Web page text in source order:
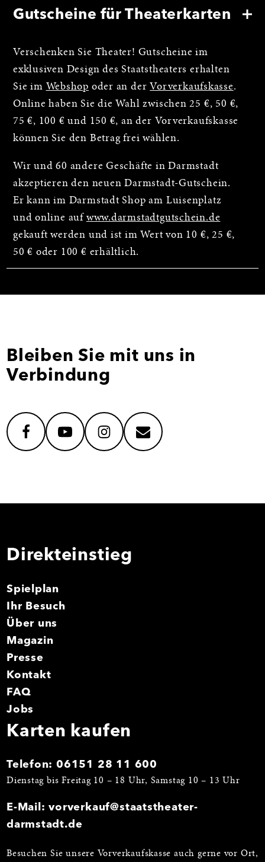
Gutscheine für Theaterkarten
Verschenken Sie Theater! Gutscheine im
exklusiven Design des Staatstheaters erhalten
Sie im Webshop oder an der Vorverkaufskasse.
Online haben Sie die Wahl zwischen 25 €, 50 €,
75 €, 100 € und 150 €, an der Vorverkaufskasse
können Sie den Betrag frei wählen.
Wir und 60 andere Geschäfte in Darmstadt
akzeptieren den neuen Darmstadt-Gutschein.
Er kann im Darmstadt Shop am Luisenplatz
und online auf www.darmstadtgutschein.de
gekauft werden und ist im Wert von 10 €, 25 €,
50 € oder 100 € erhältlich.
Bleiben Sie mit uns in
Verbindung
facebookyoutubeinstagrammail
Direkteinstieg
Spielplan
Ihr Besuch
Über uns
Magazin
Presse
Kontakt
FAQ
Jobs
Karten kaufen
Telefon:06151 28 11 600
Dienstag bis Freitag 10 – 18 Uhr, Samstag 10 – 13 Uhr
E-Mail:vorverkauf@staatstheater-
darmstadt.de
Besuchen Sie unsere Vorverkaufskasse auch gerne vor Ort,